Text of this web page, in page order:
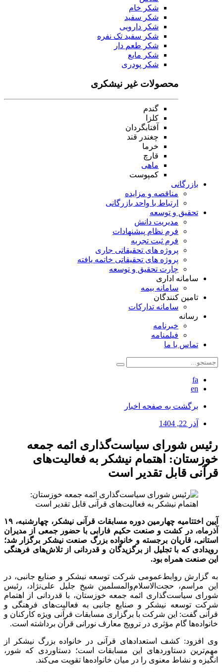
شکر خام
شکر سفید
شکر دارویی
شکر سفید تک نفره
شکر طعم دار
شکر مایع
شکر پودری
محصولات غیر نیشکری
گندم
کلزا
آفتابگردان
چغندر قند
خرما
قارچ
ماهی
کمپوست
بازرگانی
مناقصه و مزایده
ارتباط با واحد بازرگانی
تحقیق و توسعه
مدیریت دانش
فرم نظام پیشنهادات
فرم ثبت تجربه
پروژه های تحقیقاتی جاری
پروژه های تحقیقاتی خاتمه یافته
چارت تحقیق و توسعه
سامانه اداری
سامانه بیمه
تامین کنندگان
سامانه تدارکات
رسانه
خبرنامه
فیلمنامه
تماس با ما
fa
en
برگشت به صفحه اخبار
آذر 22, 1404
رئیس شورای سیاست‌گذاری ائمه جمعه
خوزستان: اهتمام نیشکر به فعالیت‌های
قرآنی قابل تقدیر است
آیین اختتامیه چهارمین دوره مسابقات قرآنی نیشکر، چهارشنبه، ۱۹
آذرماه، در کشت و صنعت حکیم فارابی با حضور جمعی از مدیران
استانی، قاریان برجسته و خانواده بزرگ صنعت نیشکر برگزار شد؛
رویدادی که با تجلیل از برگزیدگان و قدردانی از تلاش‌های فرهنگی
این صنعت همراه بود.
به گزارش روابط‌عمومی شرکت توسعه نیشکر و صنایع جانبی، در
این مراسم، حجت‌الاسلام‌والمسلمین شیخ جلیل علی‌نژاد، رئیس
شورای سیاست‌گذاری ائمه جمعه خوزستان، با قدردانی از اهتمام
شرکت توسعه نیشکر و صنایع جانبی به فعالیت‌های فرهنگی و
قرآنی گفت: این شرکت با برگزاری مسابقات قرآنی ویژه کارکنان و
خانواده‌ها گام مؤثری در ترویج معارف نورانی قرآن برداشته است.
وی افزود: کشف استعدادهای قرآنی در خانواده بزرگ نیشکر از
مهم‌ترین دستاوردهای این مسابقات است؛ دستاوردی که شور،
انگیزه و نشاط معنوی را در میان خانواده‌ها تقویت می‌کند.